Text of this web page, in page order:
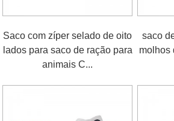
Saco com zíper selado de oito
lados para saco de ração para
animais C...
saco
molhos